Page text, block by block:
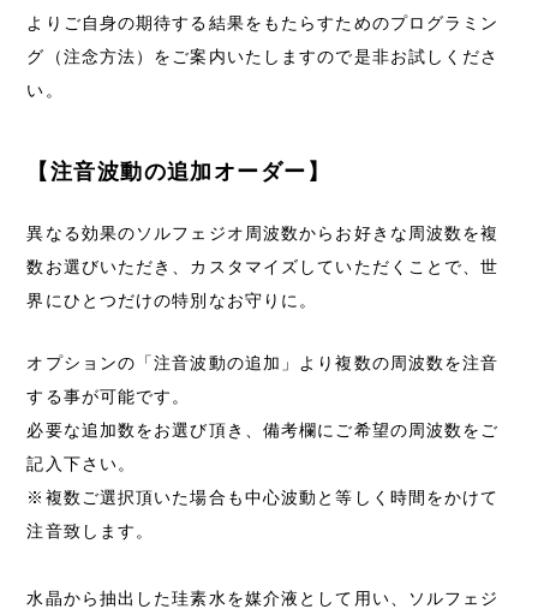
よりご自身の期待する結果をもたらすためのプログラミン
グ（注念方法）をご案内いたしますので是非お試しくださ
い。
【注音波動の追加オーダー】
異なる効果のソルフェジオ周波数からお好きな周波数を複
数お選びいただき、カスタマイズしていただくことで、世
界にひとつだけの特別なお守りに。
オプションの「注音波動の追加」より複数の周波数を注音
する事が可能です。
必要な追加数をお選び頂き、備考欄にご希望の周波数をご
記入下さい。
※複数ご選択頂いた場合も中心波動と等しく時間をかけて
注音致します。
水晶から抽出した珪素水を媒介液として用い、ソルフェジ